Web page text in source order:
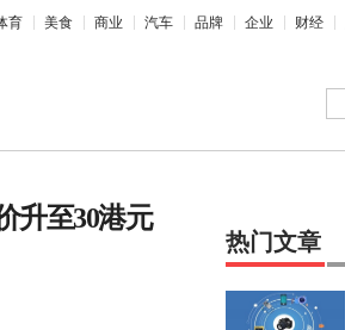
育 美食 商业 汽车 品牌 企业 财经
升至30港元
热门文章